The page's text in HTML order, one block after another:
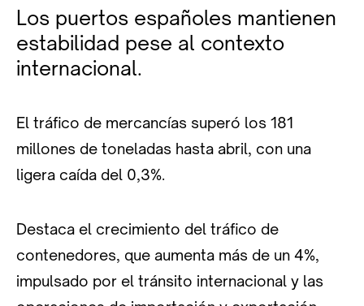
Los puertos españoles mantienen
estabilidad pese al contexto
internacional.
El tráfico de mercancías superó los 181
millones de toneladas hasta abril, con una
ligera caída del 0,3%.
Destaca el crecimiento del tráfico de
contenedores, que aumenta más de un 4%,
impulsado por el tránsito internacional y las